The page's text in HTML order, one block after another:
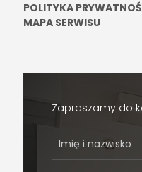
POLITYKA
MAPA SERWISU
Zapraszamy do